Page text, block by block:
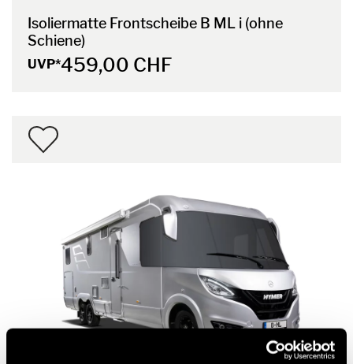
Isoliermatte Frontscheibe B ML i (ohne
Schiene)
UVP*459,00 CHF